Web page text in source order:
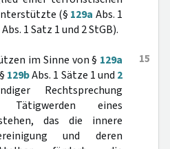
(§ 129a Abs. 1
Abs. 1 Satz 1 und 2 StGB).
15
im Sinne von § 129a
129bAbs. 1 Sätze 1 und 2
Rechtsprechung
Tätigwerden eines
das die innere
und deren